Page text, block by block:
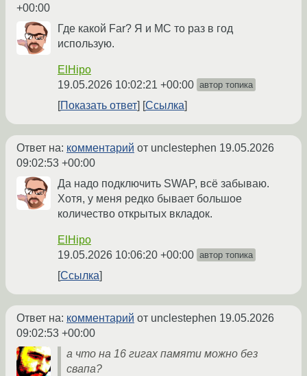
+00:00
Где какой Far? Я и MC то раз в год
использую.
ElHipo
19.05.2026 10:02:21 +00:00 автор топика
Показать ответ Ссылка
Ответ на: комментарий от unclestephen 19.05.2026
09:02:53 +00:00
Да надо подключить SWAP, всё забываю.
Хотя, у меня редко бывает большое
количество открытых вкладок.
ElHipo
19.05.2026 10:06:20 +00:00 автор топика
Ссылка
Ответ на: комментарий от unclestephen 19.05.2026
09:02:53 +00:00
а что на 16 гигах памяти можно без
свапа?